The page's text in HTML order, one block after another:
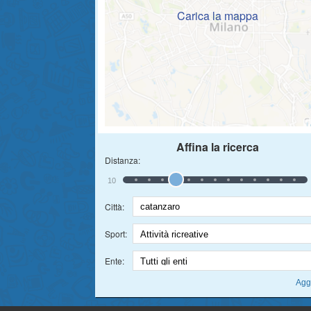
Carica la mappa
Affina la ricerca
Distanza:
10
Città:
Sport:
Ente: